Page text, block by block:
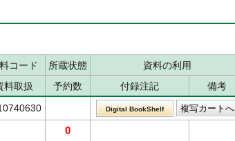
コード 所蔵状態
資料の利用
料取扱 予約数 付録注記
備考
Digital BookShelf
0